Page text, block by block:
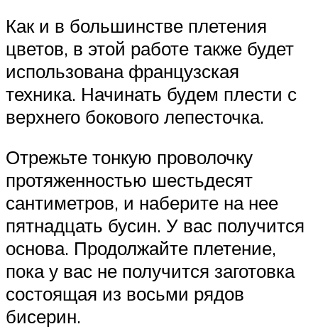
Как и в большинстве плетения
цветов, в этой работе также будет
использована французская
техника. Начинать будем плести с
верхнего бокового лепесточка.
Отрежьте тонкую проволочку
протяженностью шестьдесят
сантиметров, и наберите на нее
пятнадцать бусин. У вас получится
основа. Продолжайте плетение,
пока у вас не получится заготовка
состоящая из восьми рядов
бисерин.